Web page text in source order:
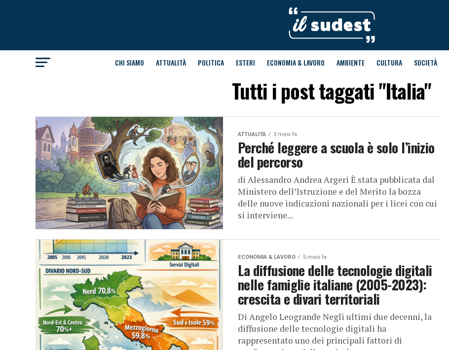
CHI SIAMO ATTUALITÀ POLITICA ESTERI ECONOMIA & LAVORO AMBIENTE CULTURA SOCIETÀ
Tutti i post taggati "Italia"
ATTUALITÀ 3 mesi fa
Perché leggere a scuola è solo l’inizio
del percorso
di Alessandro Andrea Argeri È stata pubblicata dal
Ministero dell’Istruzione e del Merito la bozza
delle nuove indicazioni nazionali per i licei con cui
si interviene...
ECONOMIA & LAVORO 5 mesi fa
La diffusione delle tecnologie digitali
nelle famiglie italiane (2005-2023):
crescita e divari territoriali
Di Angelo Leogrande Negli ultimi due decenni, la
diffusione delle tecnologie digitali ha
rappresentato uno dei principali fattori di